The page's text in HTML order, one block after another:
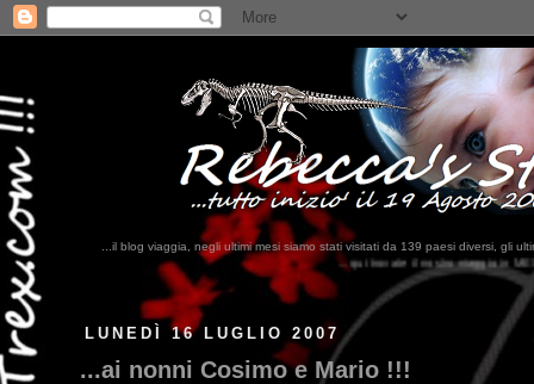
...il blog viaggia, negli ultimi mesi siamo stati visitati da 139 paesi diversi, gli
...qui trovate il nostro viaggio in MESSICO 2023...clikka qui !!!
LUNEDÌ 16 LUGLIO 2007
...ai nonni Cosimo e Mario !!!